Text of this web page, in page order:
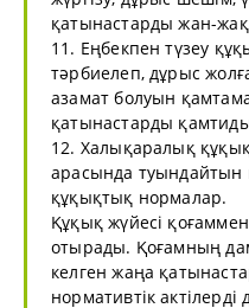
қатынастарды жан-
11. Еңбекпен түзеу
тәрбиелеп, дұрыс
азамат болуын
қатынастарды
12. Халықаралық
арасында туындайтын
құқықтық нормалар.
Құқық жүйесі
отырады. Қоғамның
келген жаңа
нормативтік